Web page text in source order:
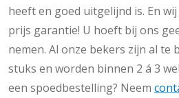
heeft en goed uitgelijnd is. En
prijs garantie! U hoeft bij ons
nemen. Al onze bekers zijn al te
stuks en worden binnen 2 á 3
een spoedbestelling? Neem